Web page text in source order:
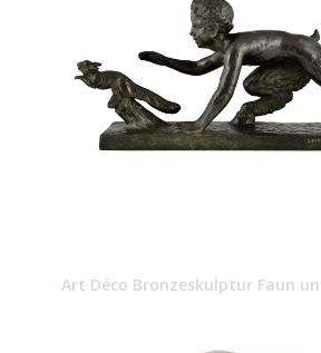
Art Déco Bronzeskulptur Faun